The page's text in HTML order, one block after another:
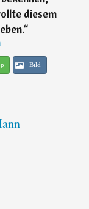
diesem
“
Bild